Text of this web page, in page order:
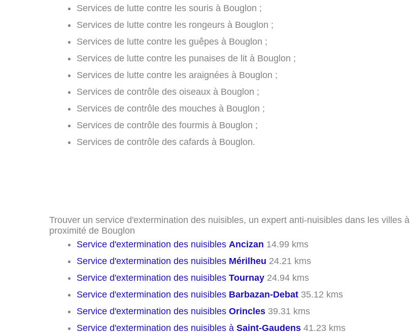
Services de lutte contre les souris à Bouglon ;
Services de lutte contre les rongeurs à Bouglon ;
Services de lutte contre les guêpes à Bouglon ;
Services de lutte contre les punaises de lit à Bouglon ;
Services de lutte contre les araignées à Bouglon ;
Services de contrôle des oiseaux à Bouglon ;
Services de contrôle des mouches à Bouglon ;
Services de contrôle des fourmis à Bouglon ;
Services de contrôle des cafards à Bouglon.
Trouver un service d'extermination des nuisibles, un expert anti-nuisibles dans les villes à
proximité de Bouglon
Service d'extermination des nuisibles Ancizan 14.99 kms
Service d'extermination des nuisibles Mérilheu 24.21 kms
Service d'extermination des nuisibles Tournay 24.94 kms
Service d'extermination des nuisibles Barbazan-Debat 35.12 kms
Service d'extermination des nuisibles Orincles 39.31 kms
Service d'extermination des nuisibles à Saint-Gaudens 41.23 kms